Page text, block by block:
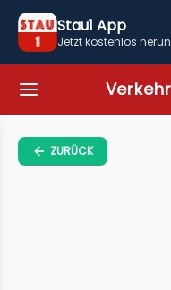
Stau1 App
Jetzt kostenlos
ZURÜCK